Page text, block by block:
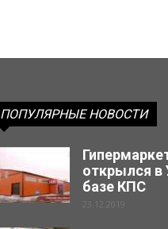
ПОПУЛЯРНЫЕ НОВОСТИ
открылся в
базе КПС
23.12.2019